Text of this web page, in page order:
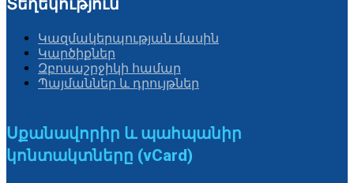
Տեղեկություն
Կազմակերպության մասին
Կարծիքներ
Զբոսաշրջիկի համար
Պայմաններ և դրույթներ
Սքանավորիր և պահպանիր
կոնտակտները (vCard)